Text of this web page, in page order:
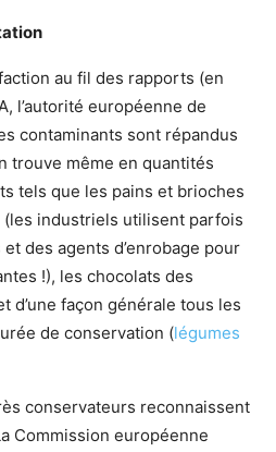
au fil des rapports (en
l’autorité européenne de
contaminants sont répandus
trouve même en quantités
tels que les pains et brioches
(les industriels utilisent parfois
des agents d’enrobage pour
!), les chocolats des
d’une façon générale tous les
de conservation (légumes
conservateurs reconnaissent
Commission européenne